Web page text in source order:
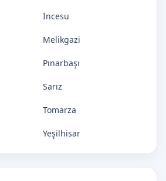
İncesu
Melikgazi
Pınarbaşı
Sarız
Tomarza
Yeşilhisar